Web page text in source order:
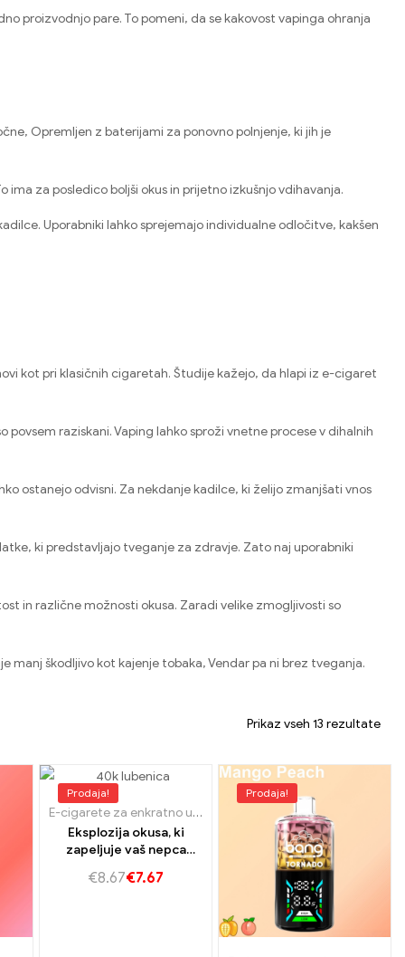
proizvodnjo pare. To pomeni, da se kakovost vapinga ohranja
Opremljen z baterijami za ponovno polnjenje, ki jih je
za posledico boljši okus in prijetno izkušnjo vdihavanja.
Uporabniki lahko sprejemajo individualne odločitve, kakšen
kot pri klasičnih cigaretah. Študije kažejo, da hlapi iz e-cigaret
raziskani. Vaping lahko sproži vnetne procese v dihalnih
ostanejo odvisni. Za nekdanje kadilce, ki želijo zmanjšati vnos
ki predstavljajo tveganje za zdravje. Zato naj uporabniki
in različne možnosti okusa. Zaradi velike zmogljivosti so
manj škodljivo kot kajenje tobaka, Vendar pa ni brez tveganja.
Prikaz vseh 13 rezultate
Prodaja!
E-cigarete za enkratno uporabo Slovaška ,E-cigarete za
Eksplozija okusa, ki
zapeljuje vaš nepca
€8.67€7.67
Prodaja!